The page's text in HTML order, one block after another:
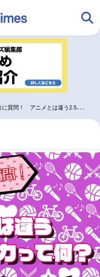
アニメ
トレンド 無料マンガ
声優記事一覧
実写化映画一覧
ニメとは違う2.5次元舞台の魅力を教えて！